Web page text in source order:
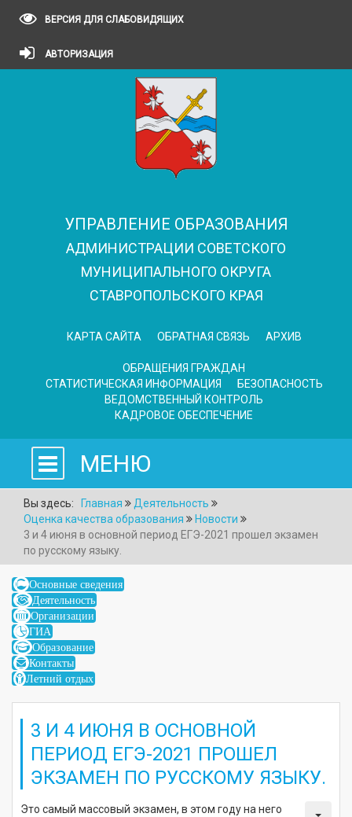
ВЕРСИЯ ДЛЯ СЛАБОВИДЯЩИХ
АВТОРИЗАЦИЯ
УПРАВЛЕНИЕ ОБРАЗОВАНИЯ
АДМИНИСТРАЦИИ СОВЕТСКОГО
МУНИЦИПАЛЬНОГО ОКРУГА
СТАВРОПОЛЬСКОГО КРАЯ
КАРТА САЙТА ОБРАТНАЯ СВЯЗЬ АРХИВ
ОБРАЩЕНИЯ ГРАЖДАН
СТАТИСТИЧЕСКАЯ ИНФОРМАЦИЯ
БЕЗОПАСНОСТЬ
ВЕДОМСТВЕННЫЙ КОНТРОЛЬ
КАДРОВОЕ ОБЕСПЕЧЕНИЕ
МЕНЮ
Вы здесь: Главная
Деятельность
Оценка качества образования
Новости
3 и 4 июня в основной период ЕГЭ-2021 прошел экзамен
по русскому языку.
Основные сведения
Деятельность
Организации
ГИА
Образование
Контакты
Летний отдых
3 И 4 ИЮНЯ В ОСНОВНОЙ
ПЕРИОД ЕГЭ-2021 ПРОШЕЛ
ЭКЗАМЕН ПО РУССКОМУ ЯЗЫКУ.
Это самый массовый экзамен, в этом году на него